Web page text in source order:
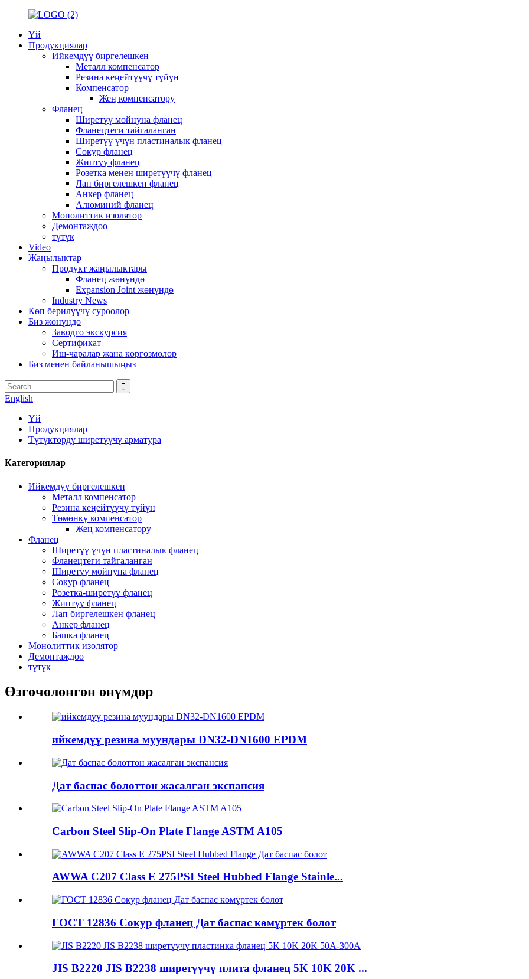
Үй
Продукциялар
Ийкемдүү биргелешкен
Металл компенсатор
Резина кеңейтүүчү түйүн
Компенсатор
Жең компенсатору
Фланец
Ширетүү мойнуна фланец
Фланецтеги тайгаланган
Ширетүү үчүн пластиналык фланец
Сокур фланец
Жиптүү фланец
Розетка менен ширетүүчү фланец
Лап биргелешкен фланец
Анкер фланец
Алюминий фланец
Монолиттик изолятор
Демонтаждоо
түтүк
Video
Жаңылыктар
Продукт жаңылыктары
Фланец жөнүндө
Expansion Joint жөнүндө
Industry News
Көп берилүүчү суроолор
Биз жөнүндө
Заводго экскурсия
Сертификат
Иш-чаралар жана көргөзмөлөр
Биз менен байланышыңыз
English
Үй
Продукциялар
Түтүктөрдү ширетүүчү арматура
Категориялар
Ийкемдүү биргелешкен
Металл компенсатор
Резина кеңейтүүчү түйүн
Төмөнкү компенсатор
Жең компенсатору
Фланец
Ширетүү үчүн пластиналык фланец
Фланецтеги тайгаланган
Ширетүү мойнуна фланец
Сокур фланец
Розетка-ширетүү фланец
Жиптүү фланец
Лап биргелешкен фланец
Анкер фланец
Башка фланец
Монолиттик изолятор
Демонтаждоо
түтүк
Өзгөчөлөнгөн өнүмдөр
ийкемдүү резина муундары DN32-DN1600 EPDM
Дат баспас болоттон жасалган экспансия
Carbon Steel Slip-On Plate Flange ASTM A105
AWWA C207 Class E 275PSI Steel Hubbed Flange Stainle...
ГОСТ 12836 Сокур фланец Дат баспас көмүртек болот
JIS B2220 JIS B2238 ширетүүчү плита фланец 5K 10K 20K ...